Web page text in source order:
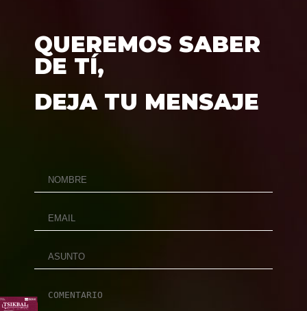
QUEREMOS SABER
DE TÍ,
DEJA TU MENSAJE